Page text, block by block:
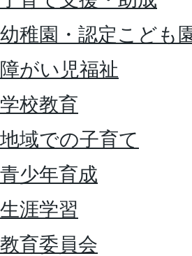
幼稚園・認定こども
障がい児福祉
学校教育
地域での子育て
青少年育成
生涯学習
教育委員会